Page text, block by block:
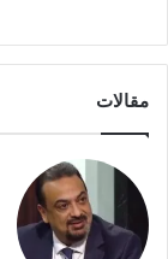
و
ت
ج
ل
م
س
ر
ع
؛
؛
ا
مقالات